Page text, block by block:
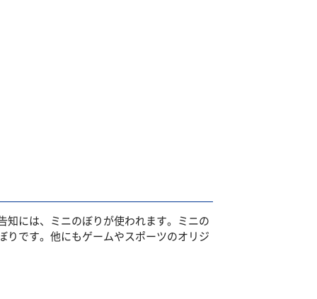
には、ミニのぼりが使われます。ミニの
です。他にもゲームやスポーツのオリジ